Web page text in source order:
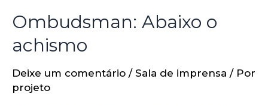
Ombudsman: Abaixo o
achismo
Deixe um comentário / Sala de imprensa / Por
projeto